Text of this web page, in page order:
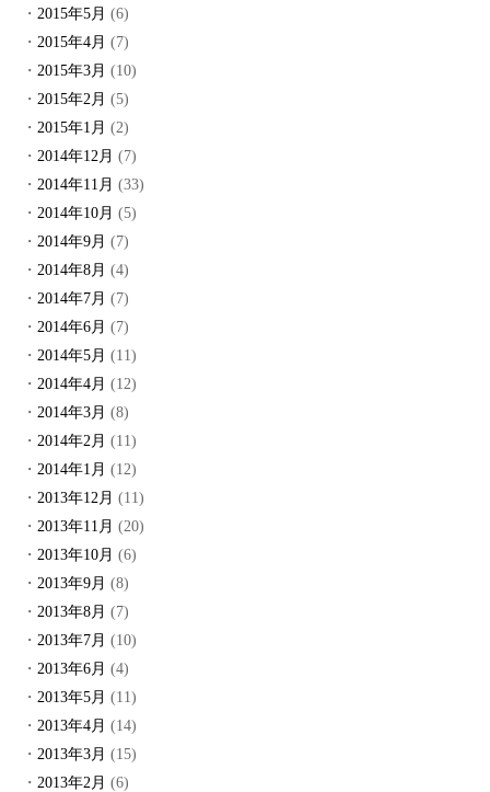
2015年5月 (6)
2015年4月 (7)
2015年3月 (10)
2015年2月 (5)
2015年1月 (2)
2014年12月 (7)
2014年11月 (33)
2014年10月 (5)
2014年9月 (7)
2014年8月 (4)
2014年7月 (7)
2014年6月 (7)
2014年5月 (11)
2014年4月 (12)
2014年3月 (8)
2014年2月 (11)
2014年1月 (12)
2013年12月 (11)
2013年11月 (20)
2013年10月 (6)
2013年9月 (8)
2013年8月 (7)
2013年7月 (10)
2013年6月 (4)
2013年5月 (11)
2013年4月 (14)
2013年3月 (15)
2013年2月 (6)